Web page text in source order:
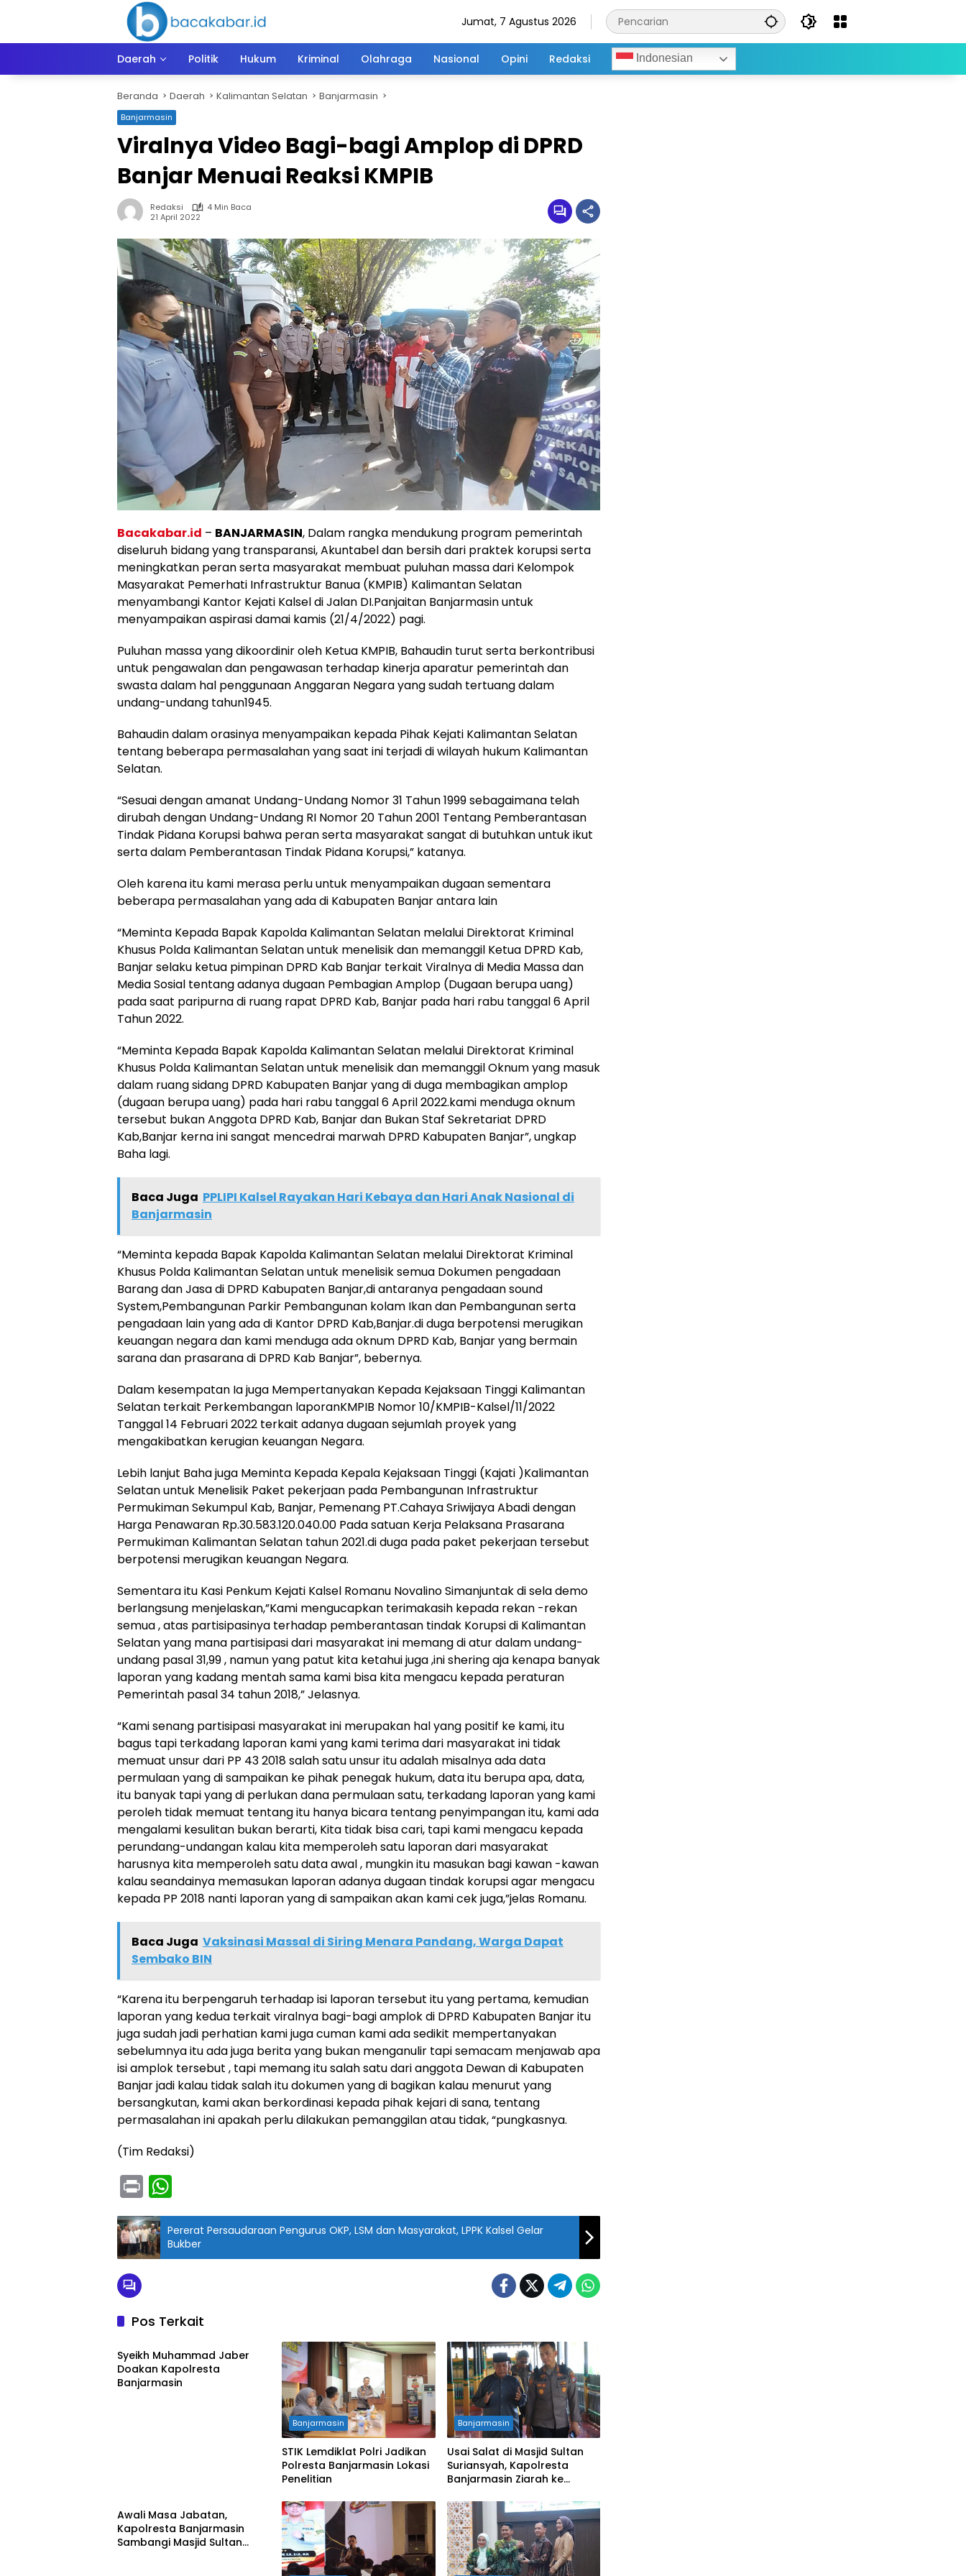
Jumat, 7 Agustus 2026
Daerah Politik Hukum Kriminal Olahraga Nasional Opini Redaksi Indonesian
Beranda Daerah Kalimantan Selatan Banjarmasin
Banjarmasin
Viralnya Video Bagi-bagi Amplop di DPRD
Banjar Menuai Reaksi KMPIB
Redaksi
4 Min Baca
21 April 2022
Bacakabar.id – BANJARMASIN, Dalam rangka mendukung program pemerintah
diseluruh bidang yang transparansi, Akuntabel dan bersih dari praktek korupsi serta
meningkatkan peran serta masyarakat membuat puluhan massa dari Kelompok
Masyarakat Pemerhati Infrastruktur Banua (KMPIB) Kalimantan Selatan
menyambangi Kantor Kejati Kalsel di Jalan DI.Panjaitan Banjarmasin untuk
menyampaikan aspirasi damai kamis (21/4/2022) pagi.
Puluhan massa yang dikoordinir oleh Ketua KMPIB, Bahaudin turut serta berkontribusi
untuk pengawalan dan pengawasan terhadap kinerja aparatur pemerintah dan
swasta dalam hal penggunaan Anggaran Negara yang sudah tertuang dalam
undang-undang tahun1945.
Bahaudin dalam orasinya menyampaikan kepada Pihak Kejati Kalimantan Selatan
tentang beberapa permasalahan yang saat ini terjadi di wilayah hukum Kalimantan
Selatan.
“Sesuai dengan amanat Undang-Undang Nomor 31 Tahun 1999 sebagaimana telah
dirubah dengan Undang-Undang RI Nomor 20 Tahun 2001 Tentang Pemberantasan
Tindak Pidana Korupsi bahwa peran serta masyarakat sangat di butuhkan untuk ikut
serta dalam Pemberantasan Tindak Pidana Korupsi,” katanya.
Oleh karena itu kami merasa perlu untuk menyampaikan dugaan sementara
beberapa permasalahan yang ada di Kabupaten Banjar antara lain
“Meminta Kepada Bapak Kapolda Kalimantan Selatan melalui Direktorat Kriminal
Khusus Polda Kalimantan Selatan untuk menelisik dan memanggil Ketua DPRD Kab,
Banjar selaku ketua pimpinan DPRD Kab Banjar terkait Viralnya di Media Massa dan
Media Sosial tentang adanya dugaan Pembagian Amplop (Dugaan berupa uang)
pada saat paripurna di ruang rapat DPRD Kab, Banjar pada hari rabu tanggal 6 April
Tahun 2022.
“Meminta Kepada Bapak Kapolda Kalimantan Selatan melalui Direktorat Kriminal
Khusus Polda Kalimantan Selatan untuk menelisik dan memanggil Oknum yang masuk
dalam ruang sidang DPRD Kabupaten Banjar yang di duga membagikan amplop
(dugaan berupa uang) pada hari rabu tanggal 6 April 2022.kami menduga oknum
tersebut bukan Anggota DPRD Kab, Banjar dan Bukan Staf Sekretariat DPRD
Kab,Banjar kerna ini sangat mencedrai marwah DPRD Kabupaten Banjar”, ungkap
Baha lagi.
Baca Juga PPLIPI Kalsel Rayakan Hari Kebaya dan Hari Anak Nasional di
Banjarmasin
“Meminta kepada Bapak Kapolda Kalimantan Selatan melalui Direktorat Kriminal
Khusus Polda Kalimantan Selatan untuk menelisik semua Dokumen pengadaan
Barang dan Jasa di DPRD Kabupaten Banjar,di antaranya pengadaan sound
System,Pembangunan Parkir Pembangunan kolam Ikan dan Pembangunan serta
pengadaan lain yang ada di Kantor DPRD Kab,Banjar.di duga berpotensi merugikan
keuangan negara dan kami menduga ada oknum DPRD Kab, Banjar yang bermain
sarana dan prasarana di DPRD Kab Banjar”, bebernya.
Dalam kesempatan Ia juga Mempertanyakan Kepada Kejaksaan Tinggi Kalimantan
Selatan terkait Perkembangan laporanKMPIB Nomor 10/KMPIB-Kalsel/11/2022
Tanggal 14 Februari 2022 terkait adanya dugaan sejumlah proyek yang
mengakibatkan kerugian keuangan Negara.
Lebih lanjut Baha juga Meminta Kepada Kepala Kejaksaan Tinggi (Kajati )Kalimantan
Selatan untuk Menelisik Paket pekerjaan pada Pembangunan Infrastruktur
Permukiman Sekumpul Kab, Banjar, Pemenang PT.Cahaya Sriwijaya Abadi dengan
Harga Penawaran Rp.30.583.120.040.00 Pada satuan Kerja Pelaksana Prasarana
Permukiman Kalimantan Selatan tahun 2021.di duga pada paket pekerjaan tersebut
berpotensi merugikan keuangan Negara.
Sementara itu Kasi Penkum Kejati Kalsel Romanu Novalino Simanjuntak di sela demo
berlangsung menjelaskan,”Kami mengucapkan terimakasih kepada rekan -rekan
semua , atas partisipasinya terhadap pemberantasan tindak Korupsi di Kalimantan
Selatan yang mana partisipasi dari masyarakat ini memang di atur dalam undang-
undang pasal 31,99 , namun yang patut kita ketahui juga ,ini shering aja kenapa banyak
laporan yang kadang mentah sama kami bisa kita mengacu kepada peraturan
Pemerintah pasal 34 tahun 2018,” Jelasnya.
“Kami senang partisipasi masyarakat ini merupakan hal yang positif ke kami, itu
bagus tapi terkadang laporan kami yang kami terima dari masyarakat ini tidak
memuat unsur dari PP 43 2018 salah satu unsur itu adalah misalnya ada data
permulaan yang di sampaikan ke pihak penegak hukum, data itu berupa apa, data,
itu banyak tapi yang di perlukan dana permulaan satu, terkadang laporan yang kami
peroleh tidak memuat tentang itu hanya bicara tentang penyimpangan itu, kami ada
mengalami kesulitan bukan berarti, Kita tidak bisa cari, tapi kami mengacu kepada
perundang-undangan kalau kita memperoleh satu laporan dari masyarakat
harusnya kita memperoleh satu data awal , mungkin itu masukan bagi kawan -kawan
kalau seandainya memasukan laporan adanya dugaan tindak korupsi agar mengacu
kepada PP 2018 nanti laporan yang di sampaikan akan kami cek juga,”jelas Romanu.
Baca Juga Vaksinasi Massal di Siring Menara Pandang, Warga Dapat
Sembako BIN
“Karena itu berpengaruh terhadap isi laporan tersebut itu yang pertama, kemudian
laporan yang kedua terkait viralnya bagi-bagi amplok di DPRD Kabupaten Banjar itu
juga sudah jadi perhatian kami juga cuman kami ada sedikit mempertanyakan
sebelumnya itu ada juga berita yang bukan menganulir tapi semacam menjawab apa
isi amplok tersebut , tapi memang itu salah satu dari anggota Dewan di Kabupaten
Banjar jadi kalau tidak salah itu dokumen yang di bagikan kalau menurut yang
bersangkutan, kami akan berkordinasi kepada pihak kejari di sana, tentang
permasalahan ini apakah perlu dilakukan pemanggilan atau tidak, “pungkasnya.
(Tim Redaksi)
Pr
in
t
h
a
ts
p
Pererat Persaudaraan Pengurus OKP, LSM dan Masyarakat, LPPK Kalsel Gelar
Bukber
Pos Terkait
Banjarmasin
Syeikh Muhammad Jaber
Doakan Kapolresta
Banjarmasin
Banjarmasin
STIK Lemdiklat Polri Jadikan
Polresta Banjarmasin Lokasi
Penelitian
Banjarmasin
Usai Salat di Masjid Sultan
Suriansyah, Kapolresta
Banjarmasin Ziarah ke
Awali Masa Jabatan,
Kapolresta Banjarmasin
Sambangi Masjid Sultan